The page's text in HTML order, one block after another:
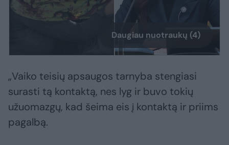
Daugiau nuotraukų (4)
„Vaiko teisių apsaugos tarnyba stengiasi
surasti tą kontaktą, nes lyg ir buvo tokių
užuomazgų, kad šeima eis į kontaktą ir priims
pagalbą.